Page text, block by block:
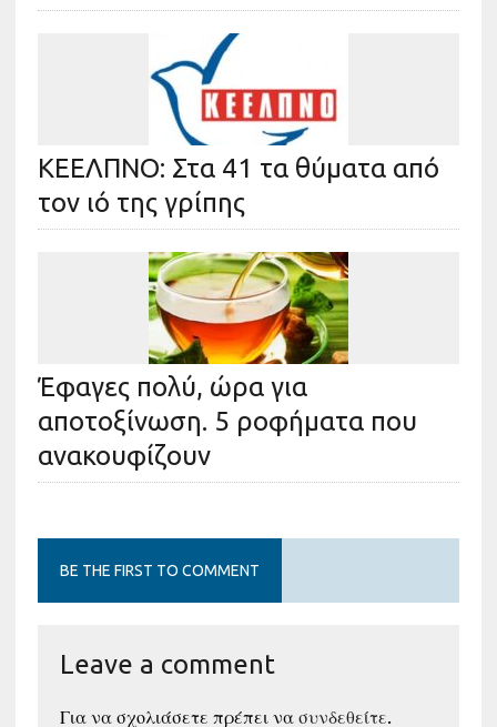
ΚΕΕΛΠΝΟ: Στα 41 τα θύματα από
τον ιό της γρίπης
Έφαγες πολύ, ώρα για
αποτοξίνωση. 5 ροφήματα που
ανακουφίζουν
BE THE FIRST TO COMMENT
Leave a comment
Για να σχολιάσετε πρέπει νασυνδεθείτε.